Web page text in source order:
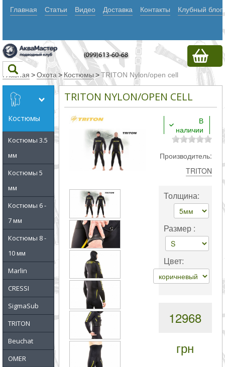
Главная Статьи Видео Доставка Контакты Клубный блог
Текст
Искать
слов
слова
совпадение
Категории
Производитель
_JSHOP_SEARCH_COINS
от
до
Главная >Охота > Костюмы >TRITON Nylon/open cell
Костюмы
Костюмы 3.5
мм
Костюмы 5
мм
Костюмы 6 -
7 мм
Костюмы 8 -
10 мм
Marlin
CRESSI
SigmaSub
TRITON
Beuchat
OMER
TRITON NYLON/OPEN CELL
В
наличии
Производитель:
TRITON
Толщина:
Размер :
Цвет:
12968
грн